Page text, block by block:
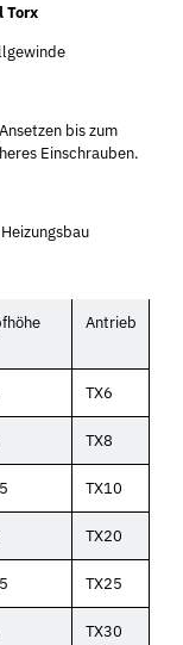
Torx
bis zum
Einschrauben.
Antrieb
TX6
TX8
TX10
TX20
TX25
TX30